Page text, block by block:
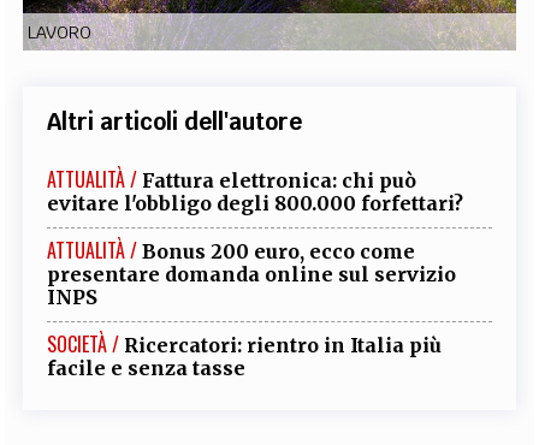
LAVORO
Altri articoli dell'autore
ATTUALITÀ / Fattura elettronica: chi può
evitare l'obbligo degli 800.000 forfettari?
ATTUALITÀ / Bonus 200 euro, ecco come
presentare domanda online sul servizio
INPS
SOCIETÀ / Ricercatori: rientro in Italia più
facile e senza tasse